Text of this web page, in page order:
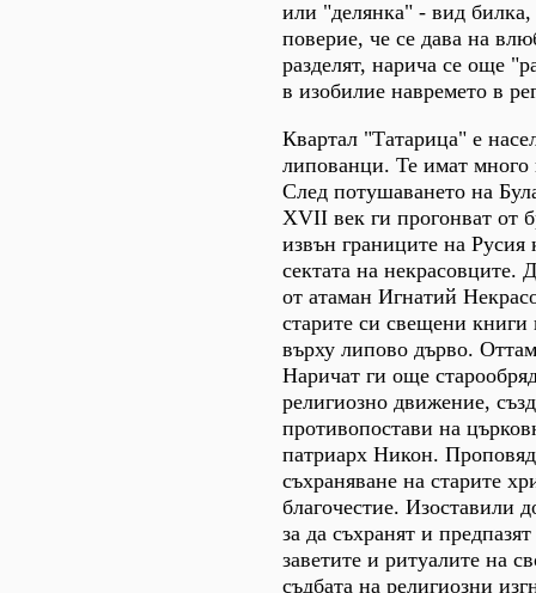
или "делянка" - вид билка,
поверие, че се дава на
разделят, нарича се още
в изобилие навремето в
Квартал "Татарица" е
липованци. Те имат много
След потушаването на
ХVІІ век ги прогонват от
извън границите на Русия
сектата на некрасовците.
от атаман Игнатий
старите си свещени
върху липово дърво.
Наричат ги още
религиозно движение,
противопостави на
патриарх Никон.
съхраняване на старите
благочестие. Изоставили
за да съхранят и
заветите и ритуалите на
съдбата на религиозни